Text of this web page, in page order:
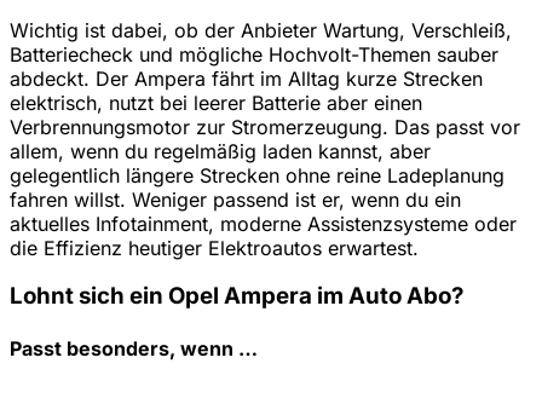
Wichtig ist dabei, ob der Anbieter Wartung, Verschleiß,
Batteriecheck und mögliche Hochvolt-Themen sauber
abdeckt. Der Ampera fährt im Alltag kurze Strecken
elektrisch, nutzt bei leerer Batterie aber einen
Verbrennungsmotor zur Stromerzeugung. Das passt vor
allem, wenn du regelmäßig laden kannst, aber
gelegentlich längere Strecken ohne reine Ladeplanung
fahren willst. Weniger passend ist er, wenn du ein
aktuelles Infotainment, moderne Assistenzsysteme oder
die Effizienz heutiger Elektroautos erwartest.
Lohnt sich ein Opel Ampera im Auto Abo?
Passt besonders, wenn …